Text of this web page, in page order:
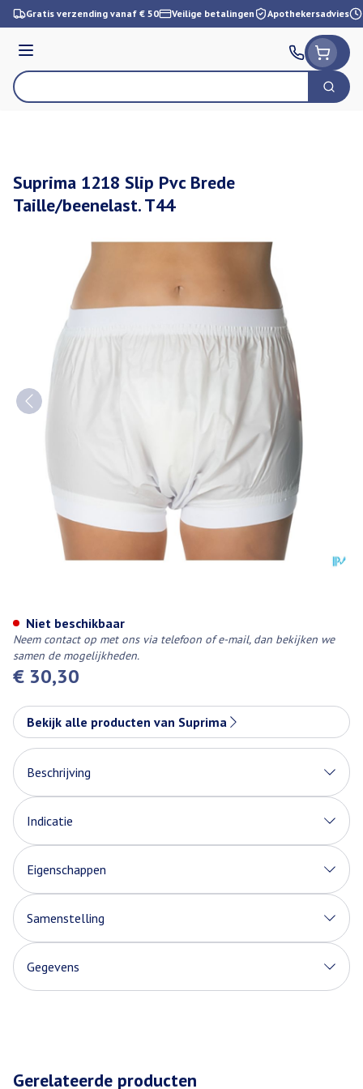
Ga naar de inhoud
Gratis verzending vanaf € 50 Veilige betalingen Apothekersadvies
Menu
Product, merk, categorie... Zoek
Suprima 1218 Slip Pvc Brede
Taille/beenelast. T44
€ 30,30
Niet beschikbaar
Neem contact op met ons via telefoon of e-mail, dan bekijken we
samen de mogelijkheden.
Bekijk alle producten van Suprima
Beschrijving
Indicatie
Eigenschappen
Samenstelling
Gegevens
Gerelateerde producten